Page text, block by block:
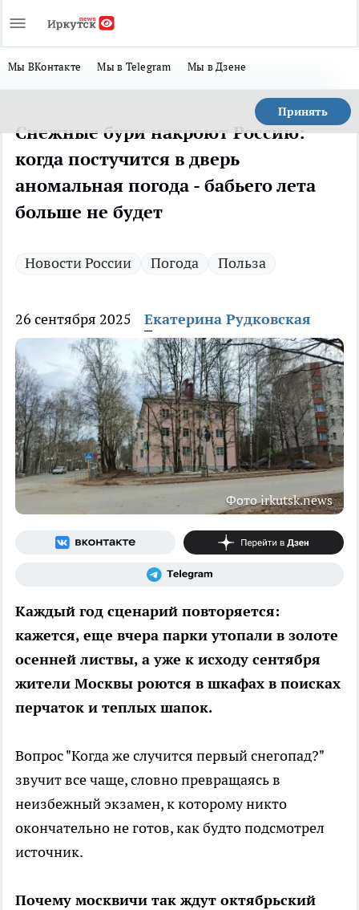
Мы ВКонтакте Мы в Telegram Мы в Дзене
Принять
Снежные бури накроют Россию:
когда постучится в дверь
аномальная погода - бабьего лета
больше не будет
Новости России Погода Польза
26 сентября 2025 Екатерина Рудковская
Фото irkutsk.news
Каждый год сценарий повторяется:
кажется, еще вчера парки утопали в золоте
осенней листвы, а уже к исходу сентября
жители Москвы роются в шкафах в поисках
перчаток и теплых шапок.
Вопрос "Когда же случится первый снегопад?"
звучит все чаще, словно превращаясь в
неизбежный экзамен, к которому никто
окончательно не готов, как будто подсмотрел
источник.
Почему москвичи так ждут октябрьский